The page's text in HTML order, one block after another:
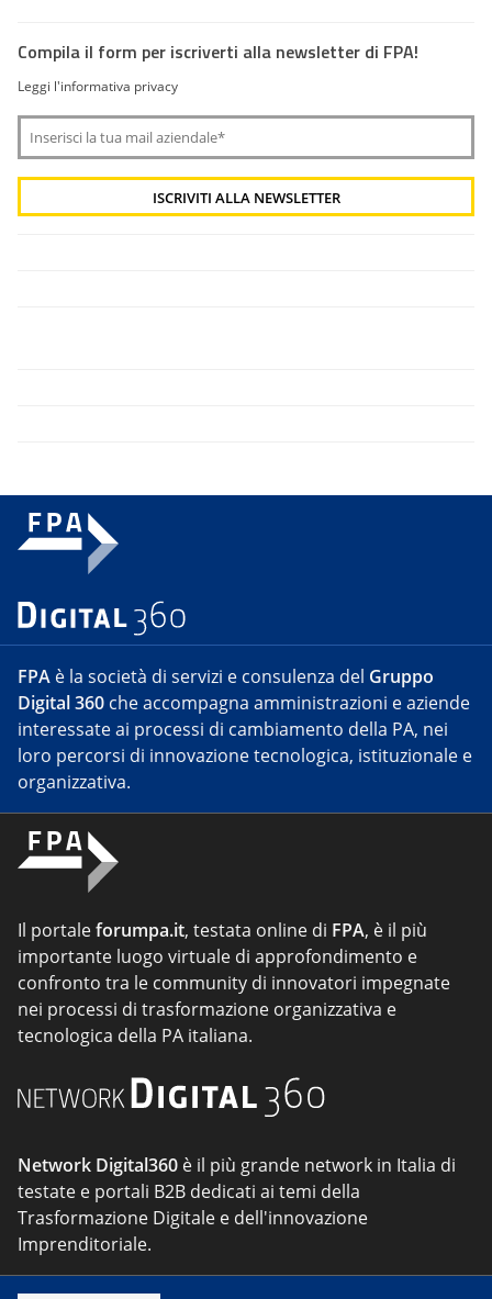
Compila il form per iscriverti alla newsletter di FPA!
Leggi l'informativa privacy
FPA è la società di servizi e consulenza del Gruppo
Digital 360 che accompagna amministrazioni e aziende
interessate ai processi di cambiamento della PA, nei
loro percorsi di innovazione tecnologica, istituzionale e
organizzativa.
Il portaleforumpa.it, testata online di FPA, è il più
importante luogo virtuale di approfondimento e
confronto tra le community di innovatori impegnate
nei processi di trasformazione organizzativa e
tecnologica della PA italiana.
Network Digital360 è il più grande network in Italia di
testate e portali B2B dedicati ai temi della
Trasformazione Digitale e dell'innovazione
Imprenditoriale.